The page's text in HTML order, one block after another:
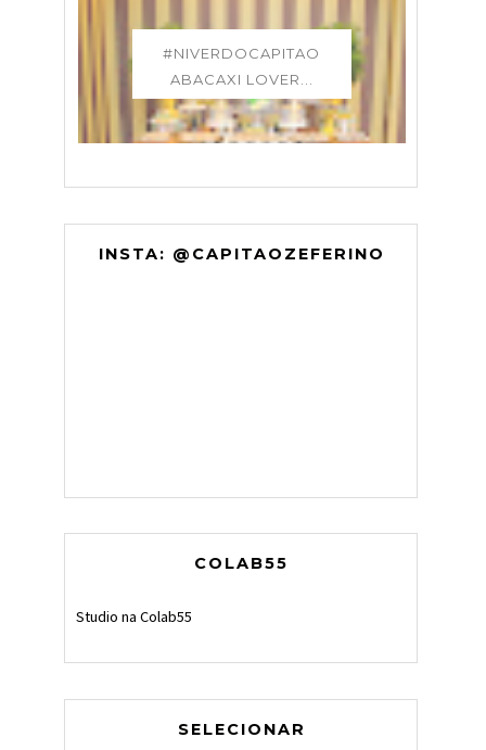
#NIVERDOCAPITAO
ABACAXI LOVER...
INSTA: @CAPITAOZEFERINO
COLAB55
Studio na Colab55
SELECIONAR